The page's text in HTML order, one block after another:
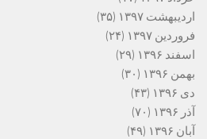
اردیبهشت ۱۳۹۷
(۳۵)
فروردین ۱۳۹۷
(۲۴)
اسفند ۱۳۹۶
(۲۹)
بهمن ۱۳۹۶
(۳۰)
دی ۱۳۹۶
(۴۳)
آذر ۱۳۹۶
(۷۰)
آبان ۱۳۹۶
(۴۹)